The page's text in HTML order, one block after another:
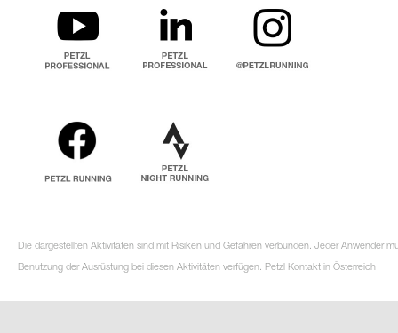
Die dargestellten Aktivitäten sind mit Risiken und Gefahren verbunden. Jeder Anwender
Benutzung der Ausrüstung bei diesen Aktivitäten verfügen. Petzl Kontakt in Österreich